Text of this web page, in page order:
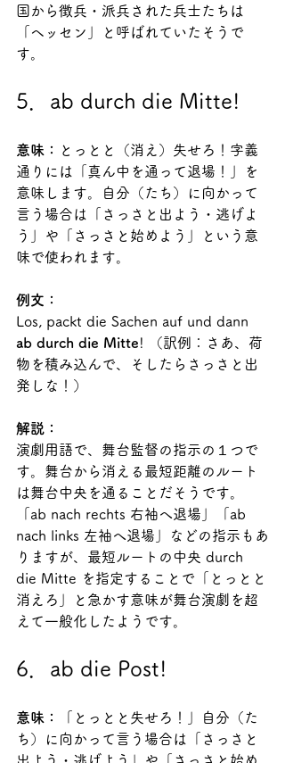
国から徴兵・派兵された兵士たちは
「ヘッセン」と呼ばれていたそうで
す。
5．ab durch die Mitte!
意味：
とっとと（消え）失せろ！字義
通りには「真ん中を通って退場！」を
意味します。自分（たち）に向かって
言う場合は「さっさと出よう・逃げよ
う」や「さっさと始めよう」という意
味で使われます。
例文：
Los, packt die Sachen auf und dann
ab durch die Mitte! （訳例：さあ、荷
物を積み込んで、そしたらさっさと出
発しな！）
解説：
演劇用語で、舞台監督の指示の１つで
す。舞台から消える最短距離のルート
は舞台中央を通ることだそうです。
「ab nach rechts 右袖へ退場」「ab
nach links 左袖へ退場」などの指示もあ
りますが、最短ルートの中央 durch
die Mitte を指定することで「とっとと
消えろ」と急かす意味が舞台演劇を超
えて一般化したようです。
6．ab die Post!
意味：
「とっとと失せろ！」自分（た
ち）に向かって言う場合は「さっさと